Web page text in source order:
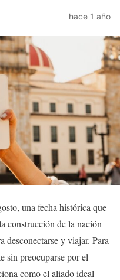
hace 1 año
una fecha histórica que
construcción de la nación
desconectarse y viajar. Para
sin preocuparse por el
como el aliado ideal